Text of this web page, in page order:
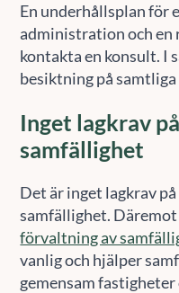
En underhållsplan för
administration och en
kontakta en konsult. I
besiktning på
Inget lagkrav
samfällighet
Det är inget lagkrav
samfällighet.
förvaltning av
vanlig och hjälper
gemensam